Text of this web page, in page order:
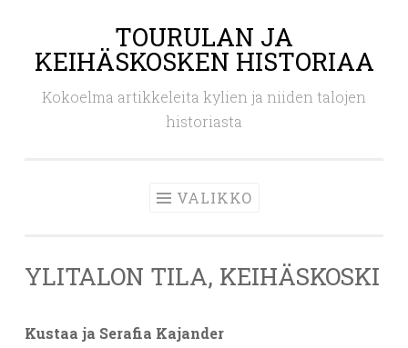
sisältöön
TOURULAN JA
KEIHÄSKOSKEN HISTORIAA
Kokoelma artikkeleita kylien ja niiden talojen
historiasta
VALIKKO
YLITALON TILA, KEIHÄSKOSKI
Kustaa ja Serafia Kajander